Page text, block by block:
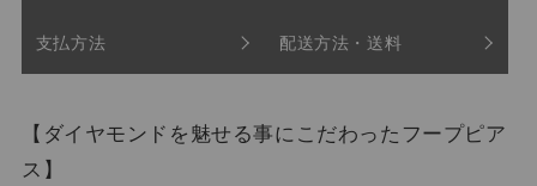
支払方法 配送方法・送料
【ダイヤモンドを魅せる事にこだわったフープピア
ス】